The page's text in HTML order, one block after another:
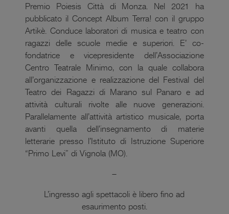
Premio Poiesis Città di Monza. Nel 2021 ha
pubblicato il Concept Album Terra! con il gruppo
Artikè. Conduce laboratori di musica e teatro con
ragazzi delle scuole medie e superiori. E’ co-
fondatrice e vicepresidente dell’Associazione
Centro Teatrale Minimo, con la quale collabora
all’organizzazione e realizzazione del Festival del
Teatro dei Ragazzi di Marano sul Panaro e ad
attività culturali rivolte alle nuove generazioni.
Parallelamente all’attività artistico musicale, porta
avanti quella dell’insegnamento di materie
letterarie presso l’Istituto di Istruzione Superiore
“Primo Levi” di Vignola (MO).
—
L’ingresso agli spettacoli è libero fino ad
esaurimento posti.